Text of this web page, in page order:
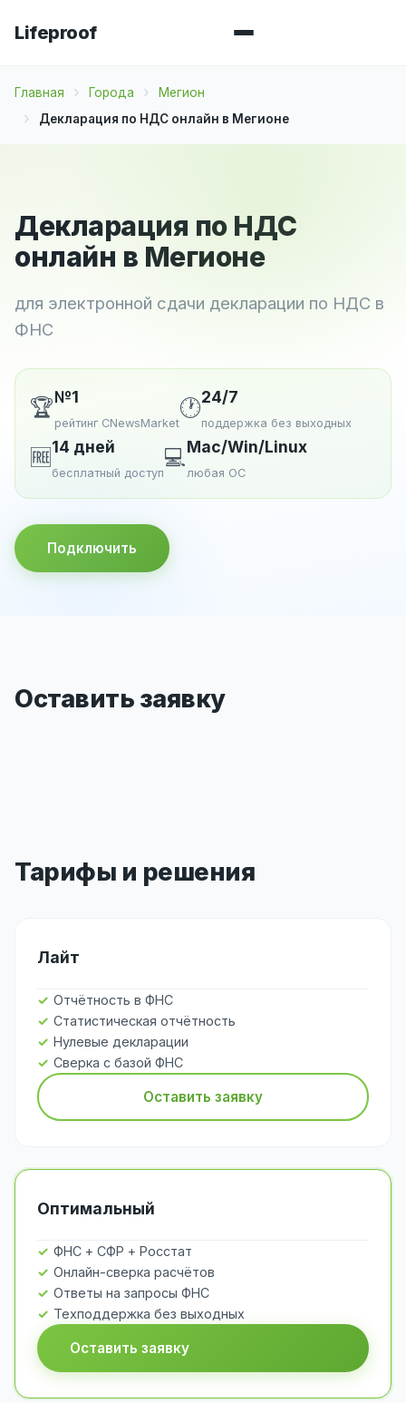
Lifeproof
Главная Города
Мегион
Декларация по НДС онлайн в Мегионе
Декларация по НДС
онлайн в Мегионе
для электронной сдачи декларации по НДС в
ФНС
🏆№1
рейтинг CNewsMarket
🕐24/7
поддержка без выходных
🆓14 дней
бесплатный доступ
💻Mac/Win/Linux
любая ОС
Подключить
Оставить заявку
Тарифы и решения
Лайт
Отчётность в ФНС
Статистическая отчётность
Нулевые декларации
Сверка с базой ФНС
Оставить заявку
Оптимальный
ФНС + СФР + Росстат
Онлайн-сверка расчётов
Ответы на запросы ФНС
Техподдержка без выходных
Оставить заявку